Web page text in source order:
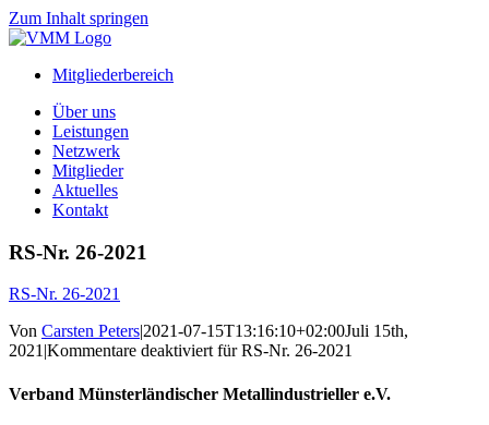
Zum Inhalt springen
Mitgliederbereich
Über uns
Leistungen
Netzwerk
Mitglieder
Aktuelles
Kontakt
RS-Nr. 26-2021
RS-Nr. 26-2021
Von Carsten Peters|2021-07-15T13:16:10+02:00Juli 15th,
2021|Kommentare deaktiviertfür RS-Nr. 26-2021
Verband Münsterländischer Metallindustrieller e.V.